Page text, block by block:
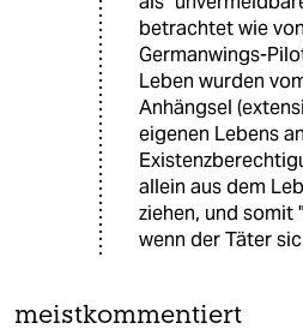
betrachtet wie
Germanwings-
Leben wurden
Anhängsel
eigenen Lebens
allein aus dem
ziehen, und somit
wenn der Täter
meistkommentiert